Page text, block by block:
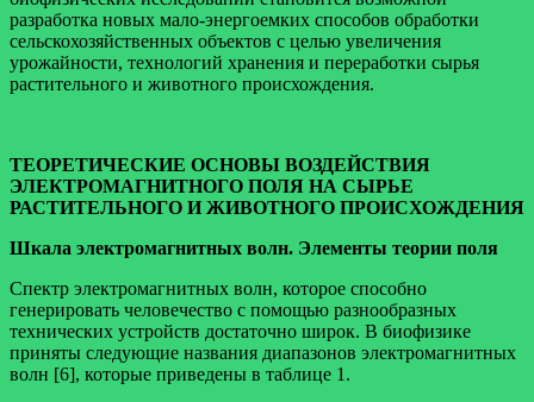
разработка новых мало-энергоемких способов обработки
сельскохозяйственных объектов с целью увеличения
урожайности, технологий хранения и переработки сырья
растительного и животного происхождения.
ТЕОРЕТИЧЕСКИЕ ОСНОВЫ ВОЗДЕЙСТВИЯ
ЭЛЕКТРОМАГНИТНОГО ПОЛЯ НА СЫРЬЕ
РАСТИТЕЛЬНОГО И ЖИВОТНОГО ПРОИСХОЖДЕНИЯ
Шкала электромагнитных волн. Элементы теории поля
Спектр электромагнитных волн, которое способно
генерировать человечество с помощью разнообразных
технических устройств достаточно широк. В биофизике
приняты следующие названия диапазонов электромагнитных
волн [6], которые приведены в таблице 1.